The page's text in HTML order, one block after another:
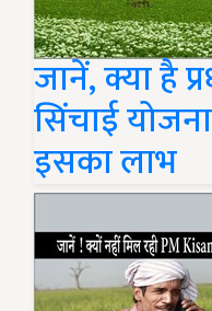
जानें, क्या है
सिंचाई
इसका लाभ